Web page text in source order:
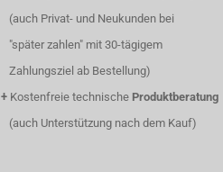
(auch Privat- und Neukunden bei
"später zahlen" mit 30-tägigem
Zahlungsziel ab Bestellung)
+ Kostenfreie technische Produktberatung
(auch Unterstützung nach dem Kauf)